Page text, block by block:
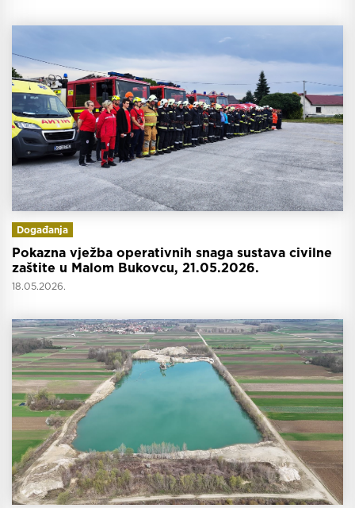
Događanja
Pokazna vježba operativnih snaga sustava civilne
zaštite u Malom Bukovcu, 21.05.2026.
18.05.2026.